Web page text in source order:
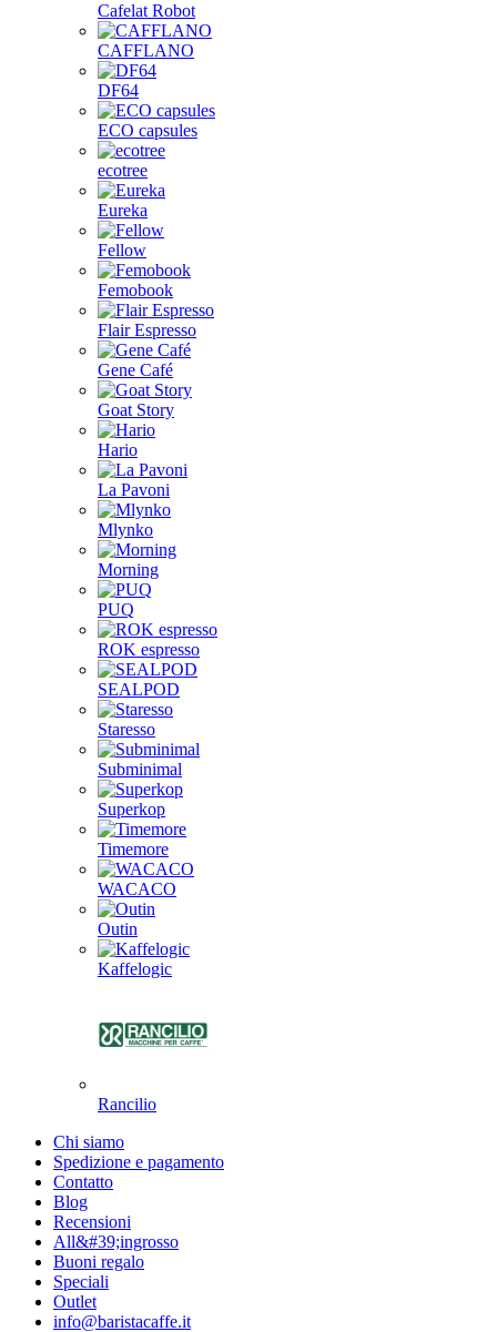
Cafelat Robot
CAFFLANO
DF64
ECO capsules
ecotree
Eureka
Fellow
Femobook
Flair Espresso
Gene Café
Goat Story
Hario
La Pavoni
Mlynko
Morning
PUQ
ROK espresso
SEALPOD
Staresso
Subminimal
Superkop
Timemore
WACACO
Outin
Kaffelogic
Rancilio
Chi siamo
Spedizione e pagamento
Contatto
Blog
Recensioni
All&#39;ingrosso
Buoni regalo
Speciali
Outlet
info@baristacaffe.it